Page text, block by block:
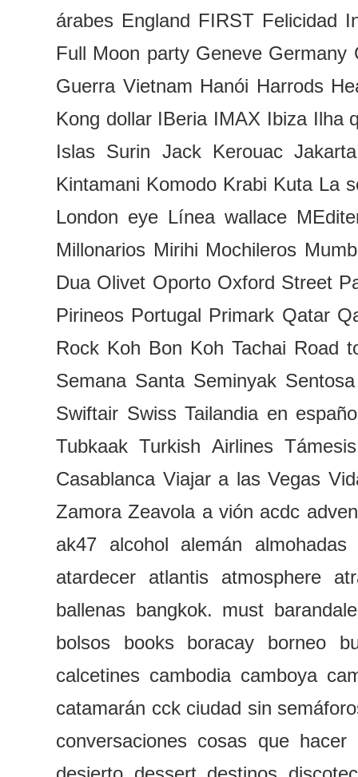
árabes England FIRST Felicidad
Full Moon party Geneve Germany
Guerra Vietnam Hanói Harrods
Kong dollar
IBeria IMAX Ibiza
Ilha
Islas Surin
Jack Kerouac Jakarta
Kintamani Komodo Krabi Kuta La
London eye
Línea wallace
Millonarios Mirihi Mochileros
Dua Olivet Oporto Oxford Street
Pirineos Portugal Primark Qatar
Rock Koh Bon Koh Tachai Road
Semana Santa Seminyak Sentosa
Swiftair Swiss Tailandia en
Tubkaak Turkish Airlines Támesis
Casablanca Viajar a las Vegas
Zamora Zeavola a vión acdc
ak47
alcohol alemán
almohadas
atardecer
atlantis atmosphere
ballenas
bangkok. must
bolsos
books boracay borneo
calcetines cambodia camboya
catamarán cck ciudad sin
conversaciones cosas que hacer